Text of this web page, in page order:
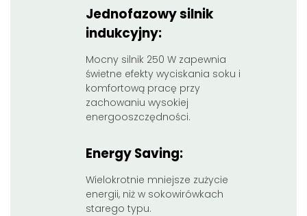
Jednofazowy silnik
indukcyjny:
Mocny silnik 250 W zapewnia
świetne efekty wyciskania soku i
komfortową pracę przy
zachowaniu wysokiej
energooszczędności.
Energy Saving:
Wielokrotnie mniejsze zużycie
energii, niż w sokowirówkach
starego typu.